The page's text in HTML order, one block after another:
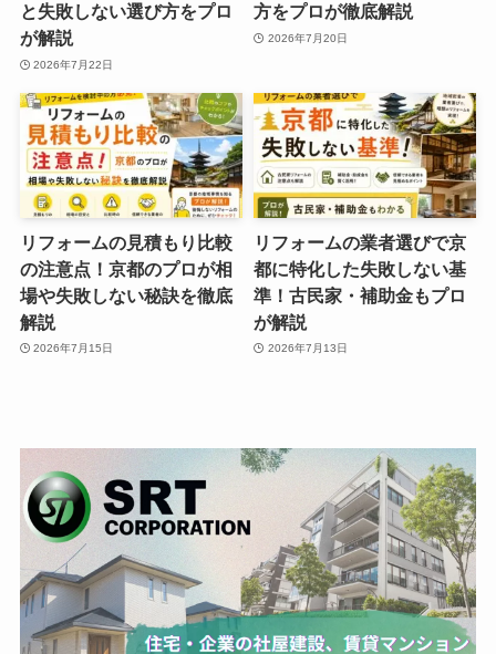
と失敗しない選び方をプロ
が解説
2026年7月22日
方をプロが徹底解説
2026年7月20日
リフォームの見積もり比較
の注意点！京都のプロが相
場や失敗しない秘訣を徹底
解説
2026年7月15日
リフォームの業者選びで京
都に特化した失敗しない基
準！古民家・補助金もプロ
が解説
2026年7月13日